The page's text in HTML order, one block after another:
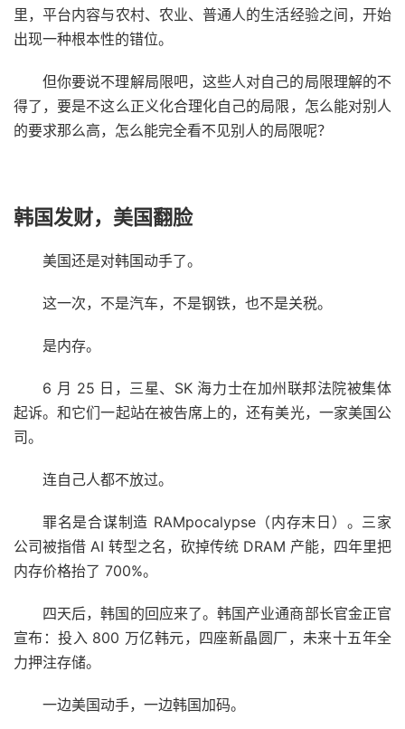
里，平台内容与农村、农业、普通人的生活经验之间，开始
出现一种根本性的错位。
但你要说不理解局限吧，这些人对自己的局限理解的不
得了，要是不这么正义化合理化自己的局限，怎么能对别人
的要求那么高，怎么能完全看不见别人的局限呢？
韩国发财，美国翻脸
美国还是对韩国动手了。
这一次，不是汽车，不是钢铁，也不是关税。
是内存。
6 月 25 日，三星、SK 海力士在加州联邦法院被集体
起诉。和它们一起站在被告席上的，还有美光，一家美国公
司。
连自己人都不放过。
罪名是合谋制造 RAMpocalypse（内存末日）。三家
公司被指借 AI 转型之名，砍掉传统 DRAM 产能，四年里把
内存价格抬了 700%。
四天后，韩国的回应来了。韩国产业通商部长官金正官
宣布：投入 800 万亿韩元，四座新晶圆厂，未来十五年全
力押注存储。
一边美国动手，一边韩国加码。